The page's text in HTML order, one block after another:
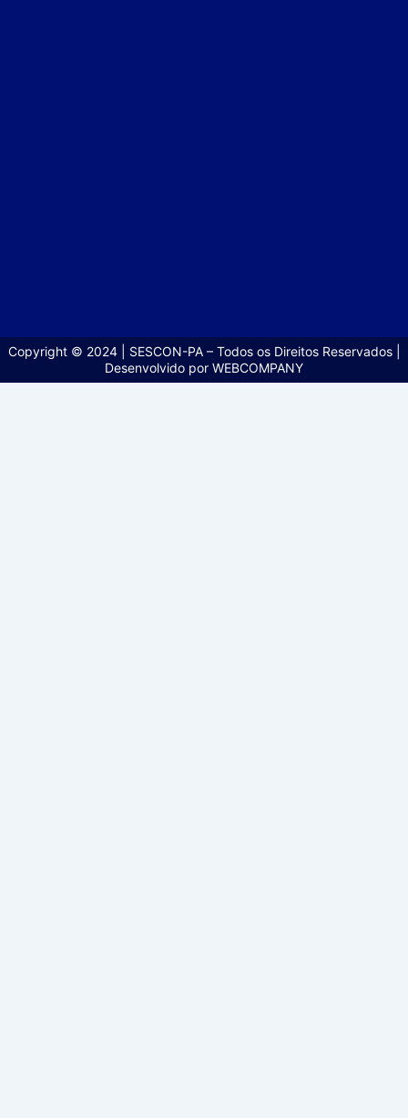
Copyright © 2024 | SESCON-PA – Todos os Direitos Reservados |
Desenvolvido por WEBCOMPANY